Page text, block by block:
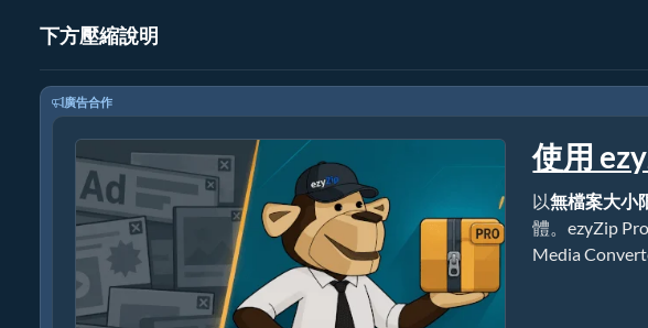
下方壓縮說明
廣告合作
使用
以無檔案大小
體。ezyZip
Media